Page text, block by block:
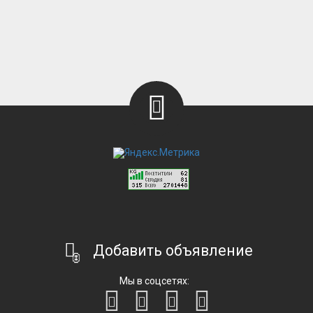
Добавить объявление
Мы в соцсетях: